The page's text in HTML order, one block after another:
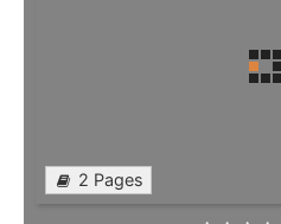
2 Pages